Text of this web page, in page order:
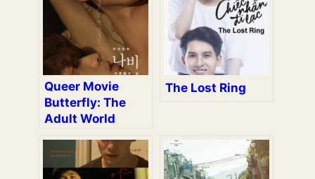
Queer Movie
Butterfly: The
Adult World
The Lost Ring